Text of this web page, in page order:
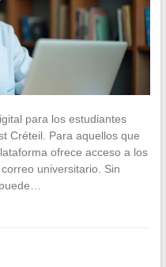
para los estudiantes
Créteil. Para aquellos que
ofrece acceso a los
universitario. Sin